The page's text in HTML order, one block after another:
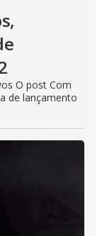
O post Com
de lançamento